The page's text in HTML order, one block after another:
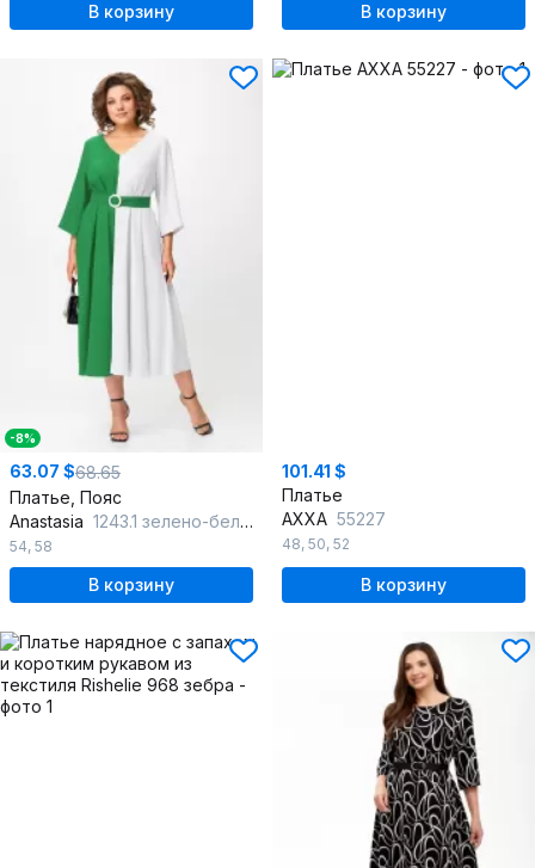
В корзину В корзину
-8%
63.07 $68.65
Платье, Пояс
Anastasia 1243.1 зелено-белый_
54, 58
В корзину
101.41 $
Платье
AXXA 55227
48, 50, 52
В корзину